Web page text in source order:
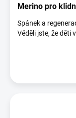
Merino pro
Spánek a
Věděli jste, že děti